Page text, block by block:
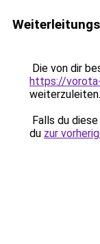
Die von dir
https://
weiterzuleiten.
Falls du
du zur